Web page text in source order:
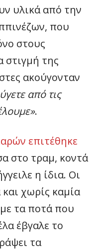
υλικά από την
που
στους
στιγμή της
ακούγονταν
από τις
.
επιτέθηκε
στο τραμ, κοντά
η ίδια. Οι
χωρίς καμία
τα ποτά που
έβγαλε το
τα